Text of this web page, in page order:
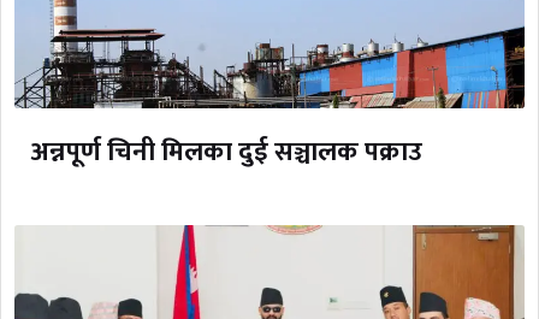
अन्नपूर्ण चिनी मिलका दुई सञ्चालक पक्राउ